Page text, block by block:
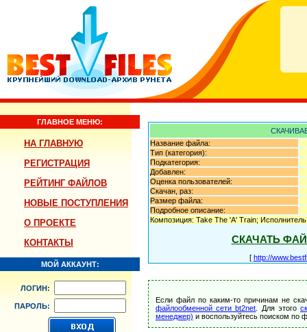
ГЛАВНОЕ МЕНЮ:
НА ГЛАВНУЮ
РЕГИСТРАЦИЯ
РЕЙТИНГ ФАЙЛОВ
НОВЫЕ ПОСТУПЛЕНИЯ
О ПРОЕКТЕ
КОНТАКТЫ
МОЙ АККАУНТ:
ЛОГИН:
ПАРОЛЬ:
Название файла:
Тип (категория):
Подкатегория:
Добавлен:
Оценка пользователей:
Скачан, раз:
Размер файла:
Подробное описание:
Композиция: Take The 'A' Train;
СКАЧАТЬ
[ http://
Если файл по каким-то причинам не
файлообменной сети bt2net . Для этого
менеджер) и воспользуйтесь поиском по